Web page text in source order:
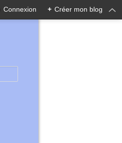
Connexion + Créer mon blog